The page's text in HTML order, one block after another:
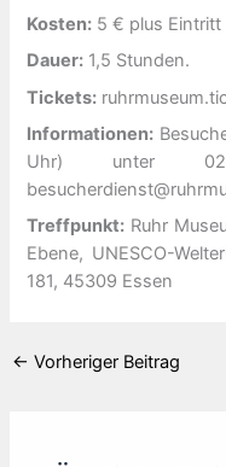
Kosten: 5 € plus Eintritt
Dauer: 1,5 Stunden.
Tickets:
Informationen:
Uhr) unter
Treffpunkt: Ruhr
Ebene, UNESCO-
181, 45309 Essen
← Vorheriger Beitrag